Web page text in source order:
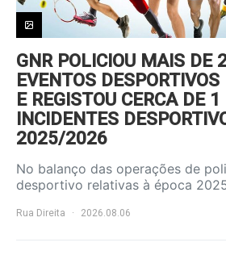
GNR POLICIOU MAIS DE
EVENTOS DESPORTIVOS
E REGISTOU CERCA DE
INCIDENTES
2025/2026
No balanço das operações de
desportivo relativas à época
Rua Direita 2026.08.06